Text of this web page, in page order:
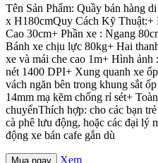
Tên Sản Phẩm: Quầy bán hàng
x H180cmQuy Cách Kỹ Thuật:+
Cao 30cm+ Phần xe : Ngang
Bánh xe chịu lực 80kg+ Hai
xe và mái che cao 1m+ Hình ảnh
nét 1400 DPI+ Xung quanh xe
vách ngăn bên trong khung sắt
14mm mạ kẽm chống rỉ sét+
chuyểnThích hợp: cho các bạn
cà phê lưu động, hoặc các đại lý
động xe bán cafe gắn dù
Mua ngay Xem